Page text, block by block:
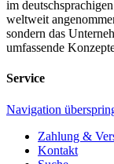
im
weltweit
sondern das
umfassende
Service
Navigation
Zahlung &
Kontakt